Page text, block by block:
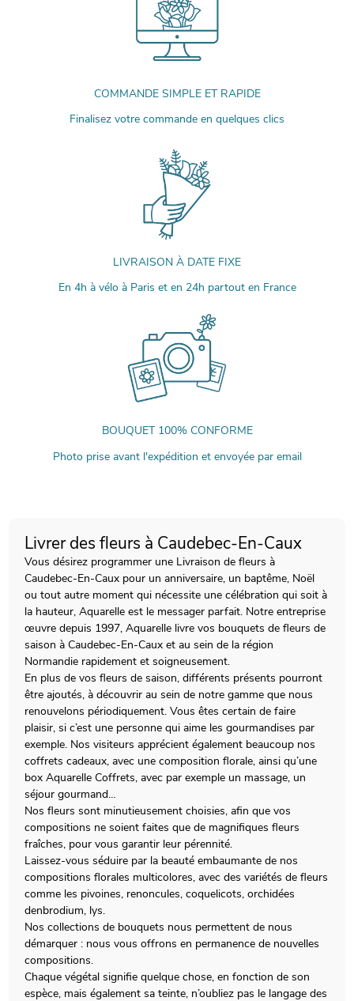
COMMANDE SIMPLE ET RAPIDE
Finalisez votre commande en quelques clics
LIVRAISON À DATE FIXE
En 4h à vélo à Paris et en 24h partout en France
BOUQUET 100% CONFORME
Photo prise avant l'expédition et envoyée par email
Livrer des fleurs à Caudebec-En-Caux
Vous désirez programmer une Livraison de fleurs à
Caudebec-En-Caux pour un anniversaire, un baptême, Noël
ou tout autre moment qui nécessite une célébration qui soit à
la hauteur, Aquarelle est le messager parfait. Notre entreprise
œuvre depuis 1997, Aquarelle livre vos bouquets de fleurs de
saison à Caudebec-En-Caux et au sein de la région
Normandie rapidement et soigneusement.
En plus de vos fleurs de saison, différents présents pourront
être ajoutés, à découvrir au sein de notre gamme que nous
renouvelons périodiquement. Vous êtes certain de faire
plaisir, si c’est une personne qui aime les gourmandises par
exemple. Nos visiteurs apprécient également beaucoup nos
coffrets cadeaux, avec une composition florale, ainsi qu’une
box Aquarelle Coffrets, avec par exemple un massage, un
séjour gourmand…
Nos fleurs sont minutieusement choisies, afin que vos
compositions ne soient faites que de magnifiques fleurs
fraîches, pour vous garantir leur pérennité.
Laissez-vous séduire par la beauté embaumante de nos
compositions florales multicolores, avec des variétés de fleurs
comme les pivoines, renoncules, coquelicots, orchidées
denbrodium, lys.
Nos collections de bouquets nous permettent de nous
démarquer : nous vous offrons en permanence de nouvelles
compositions.
Chaque végétal signifie quelque chose, en fonction de son
espèce, mais également sa teinte, n’oubliez pas le langage des